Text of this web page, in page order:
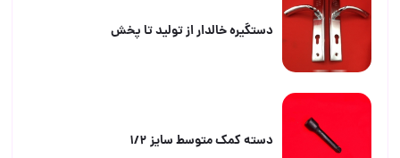
دستگیره خالدار از تولید تا پخش
دسته کمک متوسط سایز ۱/۲